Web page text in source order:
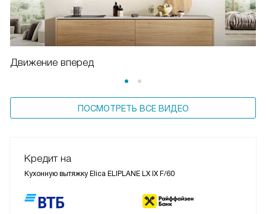
Движение вперед
ПОСМОТРЕТЬ ВСЕ ВИДЕО
Кредит на
Кухонную вытяжку Elica ELIPLANE LX IX F/60